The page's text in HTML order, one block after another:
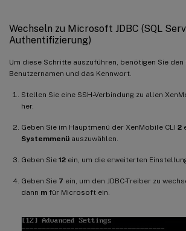
Wechseln zu Microsoft JDBC (SQL
Authentifizierung)
Um diese Schritte auszuführen, benötigen Sie den
Benutzernamen und das Kennwort.
Stellen Sie eine SSH-Verbindung zu allen
her.
Geben Sie im Hauptmenü der XenMobile CLI 2
Systemmenü auszuwählen.
Geben Sie 12 ein, um die erweiterten
Geben Sie 7 ein, um den JDBC-Treiber zu
dann m für Microsoft ein.